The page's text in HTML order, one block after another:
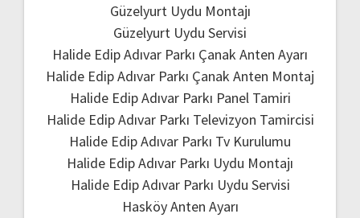
Güzelyurt Uydu Montajı
Güzelyurt Uydu Servisi
Halide Edip Adıvar Parkı Çanak Anten Ayarı
Halide Edip Adıvar Parkı Çanak Anten Montaj
Halide Edip Adıvar Parkı Panel Tamiri
Halide Edip Adıvar Parkı Televizyon Tamircisi
Halide Edip Adıvar Parkı Tv Kurulumu
Halide Edip Adıvar Parkı Uydu Montajı
Halide Edip Adıvar Parkı Uydu Servisi
Hasköy Anten Ayarı